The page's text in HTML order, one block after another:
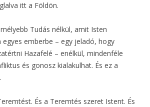
itt a Földön.
Tudás nélkül, amit Isten
emberbe – egy jeladó, hogy
Hazafelé – enélkül, mindenféle
és gonosz kialakulhat. És ez a
És a Teremtés szeret Istent. És